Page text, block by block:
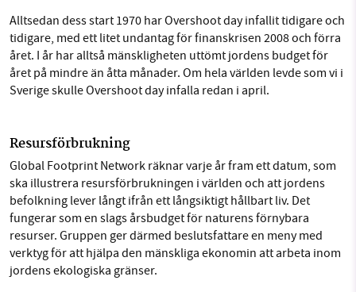
Alltsedan dess start 1970 har Overshoot day infallit tidigare och
tidigare, med ett litet undantag för finanskrisen 2008 och förra
året. I år har alltså mänskligheten uttömt jordens budget för
året på mindre än åtta månader. Om hela världen levde som vi i
Sverige skulle Overshoot day infalla redan i april.
Resursförbrukning
Global Footprint Network räknar varje år fram ett datum, som
ska illustrera resursförbrukningen i världen och att jordens
befolkning lever långt ifrån ett långsiktigt hållbart liv. Det
fungerar som en slags årsbudget för naturens förnybara
resurser. Gruppen ger därmed beslutsfattare en meny med
verktyg för att hjälpa den mänskliga ekonomin att arbeta inom
jordens ekologiska gränser.